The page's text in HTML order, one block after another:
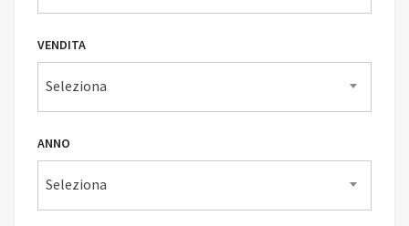
VENDITA
Seleziona
ANNO
Seleziona